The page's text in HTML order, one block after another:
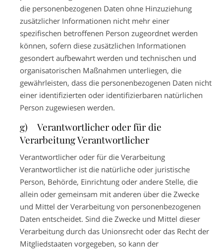
die personenbezogenen Daten ohne Hinzuziehung
zusätzlicher Informationen nicht mehr einer
spezifischen betroffenen Person zugeordnet werden
können, sofern diese zusätzlichen Informationen
gesondert aufbewahrt werden und technischen und
organisatorischen Maßnahmen unterliegen, die
gewährleisten, dass die personenbezogenen Daten nicht
einer identifizierten oder identifizierbaren natürlichen
Person zugewiesen werden.
g) Verantwortlicher oder für die
Verarbeitung Verantwortlicher
Verantwortlicher oder für die Verarbeitung
Verantwortlicher ist die natürliche oder juristische
Person, Behörde, Einrichtung oder andere Stelle, die
allein oder gemeinsam mit anderen über die Zwecke
und Mittel der Verarbeitung von personenbezogenen
Daten entscheidet. Sind die Zwecke und Mittel dieser
Verarbeitung durch das Unionsrecht oder das Recht der
Mitgliedstaaten vorgegeben, so kann der